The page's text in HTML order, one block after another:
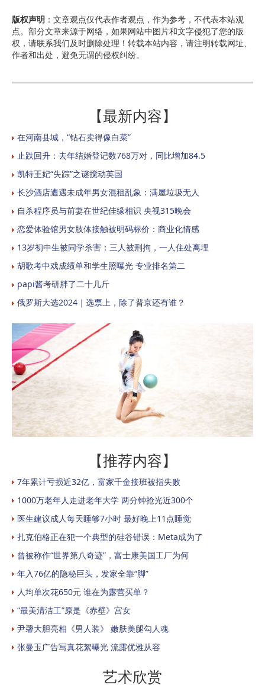
版权声明 ：文章观点仅代表作者观点，作为参考，不代表本站观
点。部分文章来源于网络，如果网站中图片和文字侵犯了您的版
权，请联系我们及时删除处理！转载本站内容，请注明转载网址、
作者和出处，避免无谓的侵权纠纷。
【最新内容】
在河南县城，“钻石卖得像白菜”
止跌回升：去年结婚登记数768万对，同比增加84.5
凯特王妃“失踪”之谜搅动英国
长沙酒店遭遇未成年男女混租乱象：满屋垃圾无人
自杀程序员与前妻在世纪佳缘相识 央视315晚会
恋爱体验馆男女肢体接触被明码标价：商业化情感
13岁初中生被同学杀害：三人被刑拘，一人住处离埋
胡歌考中戏成绩单和学生照曝光 专业排名第二
papi酱考研胖了二十几斤
俄罗斯大选2024｜选票上，除了普京还有谁？
【推荐内容】
7年累计亏损近32亿，富家千金接班被指失败
1000万老年人走进老年大学 两分钟抢光近300个
医生建议成人每天睡够7小时 最好晚上11点睡觉
扎克伯格正在犯一个典型的硅谷错误：Meta成为了
曾被称作“世界第八奇迹”，富士康美国工厂为何
年入76亿的隐秘巨头，发家全靠“脚”
人均单次花650元 谁在为露营买单？
“最美清洁工”原是《赤壁》宫女
尹馨大胆亮相《男人装》 嫩肤美腿勾人魂
张曼玉广告写真花絮曝光 流露优雅从容
艺术欣赏